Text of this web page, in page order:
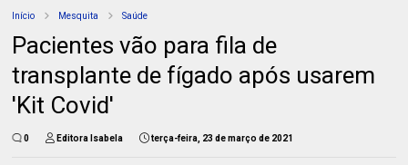
Início Mesquita Saúde
Pacientes vão para fila de
transplante de fígado após usarem
'Kit Covid'
0 Editora Isabela terça-feira, 23 de março de 2021